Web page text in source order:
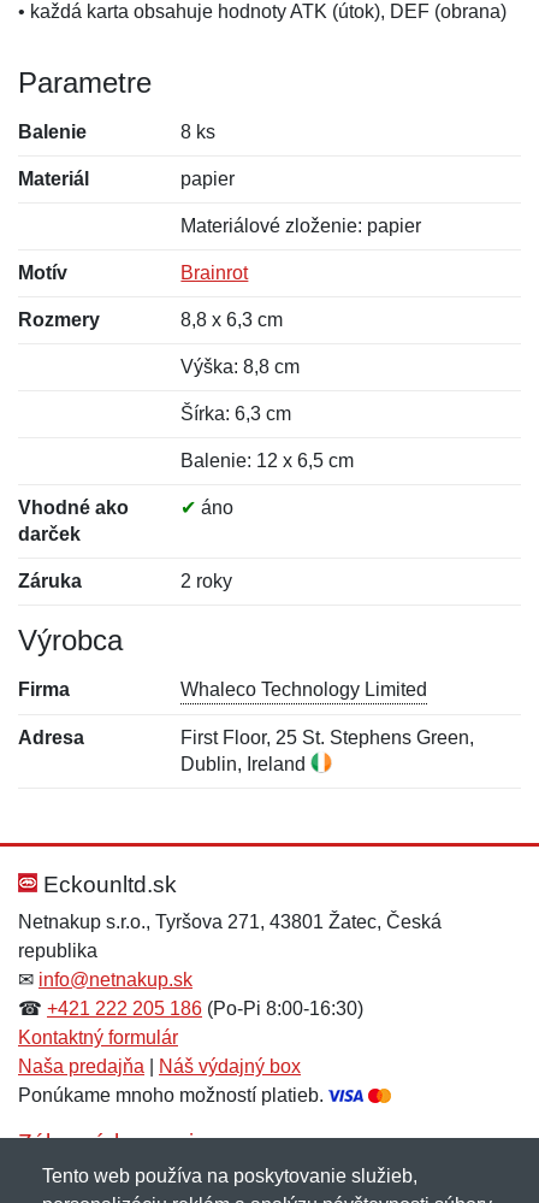
• každá karta obsahuje hodnoty ATK (útok), DEF (obrana)
Parametre
Balenie 8 ks
Materiál papier
Materiálové zloženie: papier
Motív Brainrot
Rozmery 8,8 x 6,3 cm
Výška: 8,8 cm
Šírka: 6,3 cm
Balenie: 12 x 6,5 cm
Vhodné ako
darček
✔ áno
Záruka 2 roky
Výrobca
Firma Whaleco Technology Limited
Adresa
First Floor, 25 St. Stephens Green,
Dublin, Ireland
Hodnotenie:
Meno:*
E-mail:
Meno:
E-mail:*
Správa*
Eckounltd.sk
Netnakup s.r.o., Tyršova 271, 43801 Žatec, Česká
republika
✉ info@netnakup.sk
☎ +421 222 205 186 (Po-Pi 8:00-16:30)
Kontaktný formulár
Naša predajňa
Náš výdajný box
Ponúkame mnoho možností platieb.
Zákaznícky servis
Novinky emailom
Tento web používa na poskytovanie služieb,